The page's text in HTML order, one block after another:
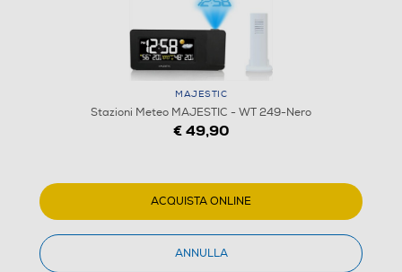
MAJESTIC - WT 249-Nero
MAJESTIC
Stazioni Meteo MAJESTIC - WT 249-Nero
€ 49,90
ACQUISTA ONLINE
ANNULLA